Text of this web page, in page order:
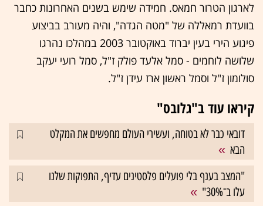
לארגון הטרור חמאס. חמידה שימש בשנים האחרונות כחבר
בוועדת רמאללה של "מטה הגדה", והיה מעורב בביצוע
פיגוע הירי בעין יברוד באוקטובר 2003 במהלכו נהרגו
שלושה לוחמים - סמל אלעד פולק ז"ל, סמל רועי יעקב
סולומון ז"ל וסמל ראשון ארז עידן ז"ל.
קיראו עוד ב"גלובס"
דובאי כבר לא בטוחה, ועשירי העולם מחפשים את המקלט
הבא
"המצב בענף בלי פועלים פלסטינים עדיף, התפוקות שלנו
עלו ב־30%"